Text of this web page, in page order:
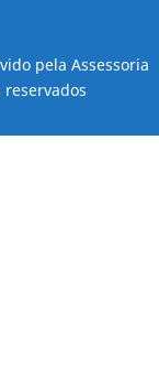
pela Assessoria